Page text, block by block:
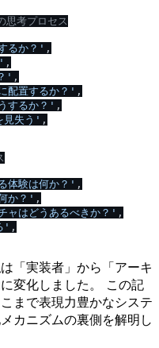
思考プロセス
るか？' ,
,
' ,
配置するか？' ,
するか？' ,
見失う' ,
体験は何か？' ,
か？' ,
ャはどうあるべきか？' ,
' ,
「実装者」から「アーキ
変化しました。 この記
まで表現力豊かなシステ
カニズムの裏側を解明し